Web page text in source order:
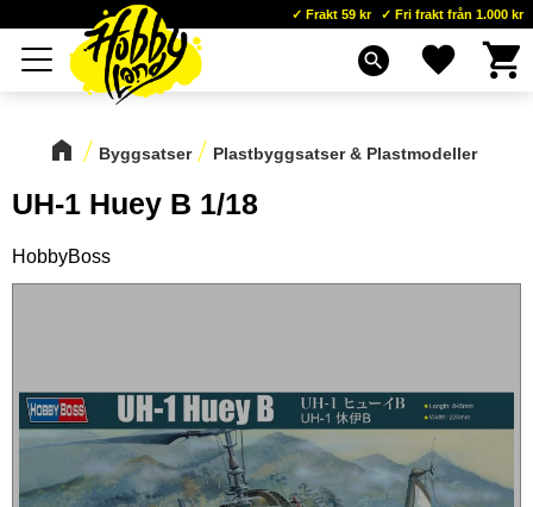
Meny
Frakt 59 kr Fri frakt från 1.000 kr
search Favoriter
Byggsatser Plastbyggsatser & Plastmodeller
UH-1 Huey B 1/18
HobbyBoss